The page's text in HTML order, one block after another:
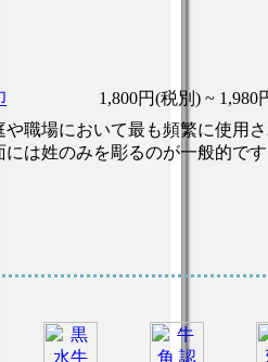
1,800円(税別) ~ 1,980
や職場において最も頻繁に使用
には姓のみを彫るのが一般的で